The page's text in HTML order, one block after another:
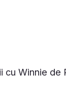
cu Winnie de